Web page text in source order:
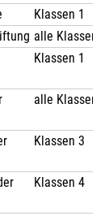
Klassen 1
alle Klassen
Klassen 1
alle Klassen
Klassen 3
Klassen 4